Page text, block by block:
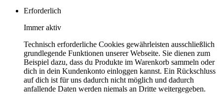
Erforderlich
Immer aktiv
Technisch erforderliche Cookies gewährleisten ausschließlich
grundlegende Funktionen unserer Webseite. Sie dienen zum
Beispiel dazu, dass du Produkte im Warenkorb sammeln oder
dich in dein Kundenkonto einloggen kannst. Ein Rückschluss
auf dich ist für uns dadurch nicht möglich und dadurch
anfallende Daten werden niemals an Dritte weitergegeben.